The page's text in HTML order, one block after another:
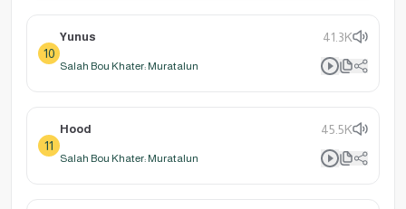
10
Yunus 41.3K
Salah Bou Khater: Muratalun
11
Hood 45.5K
Salah Bou Khater: Muratalun